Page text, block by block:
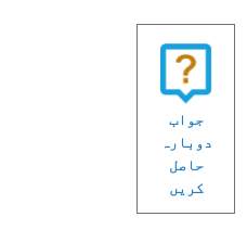
جواب
دوبارہ
حاصل
کریں